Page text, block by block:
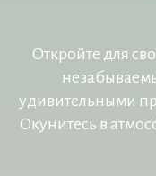
Откройте для
удивительными
Окунитесь в